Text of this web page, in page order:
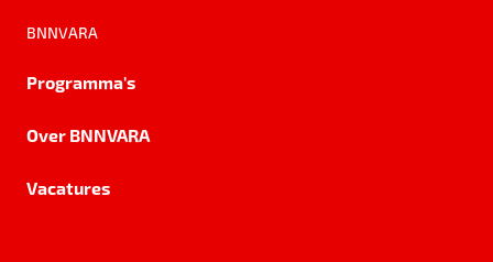
BNNVARA
Programma's
Over BNNVARA
Vacatures